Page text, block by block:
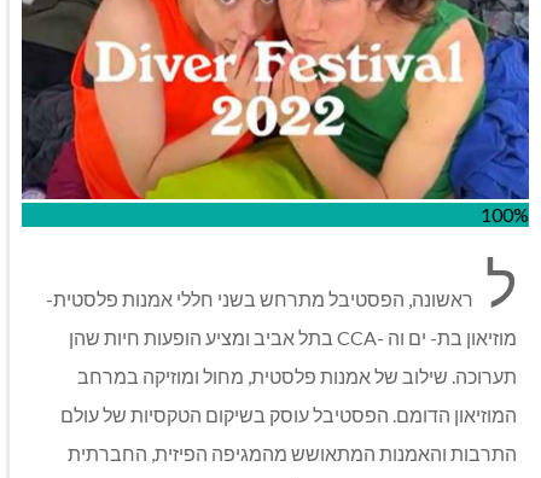
100%
ל
ראשונה, הפסטיבל מתרחש בשני חללי אמנות פלסטית-
מוזיאון בת- ים וה -CCA בתל אביב ומציע הופעות חיות שהן
תערוכה. שילוב של אמנות פלסטית, מחול ומוזיקה במרחב
המוזיאון הדומם. הפסטיבל עוסק בשיקום הטקסיות של עולם
התרבות והאמנות המתאושש מהמגיפה הפיזית, החברתית